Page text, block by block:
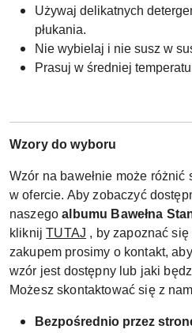
Używaj delikatnych
płukania.
Nie wybielaj i nie susz w
Prasuj w średniej
Wzory do wyboru
Wzór na bawełnie może różnić
w ofercie. Aby zobaczyć
naszegoalbumu Bawełna
kliknijTUTAJ , by zapoznać się
zakupem prosimy o kontakt,
wzór jest dostępny lub jaki
Możesz skontaktować się z
Bezpośrednio przez